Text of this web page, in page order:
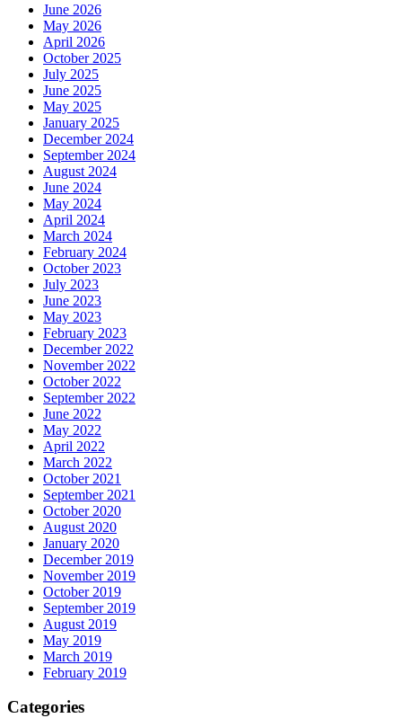
June 2026
May 2026
April 2026
October 2025
July 2025
June 2025
May 2025
January 2025
December 2024
September 2024
August 2024
June 2024
May 2024
April 2024
March 2024
February 2024
October 2023
July 2023
June 2023
May 2023
February 2023
December 2022
November 2022
October 2022
September 2022
June 2022
May 2022
April 2022
March 2022
October 2021
September 2021
October 2020
August 2020
January 2020
December 2019
November 2019
October 2019
September 2019
August 2019
May 2019
March 2019
February 2019
Categories